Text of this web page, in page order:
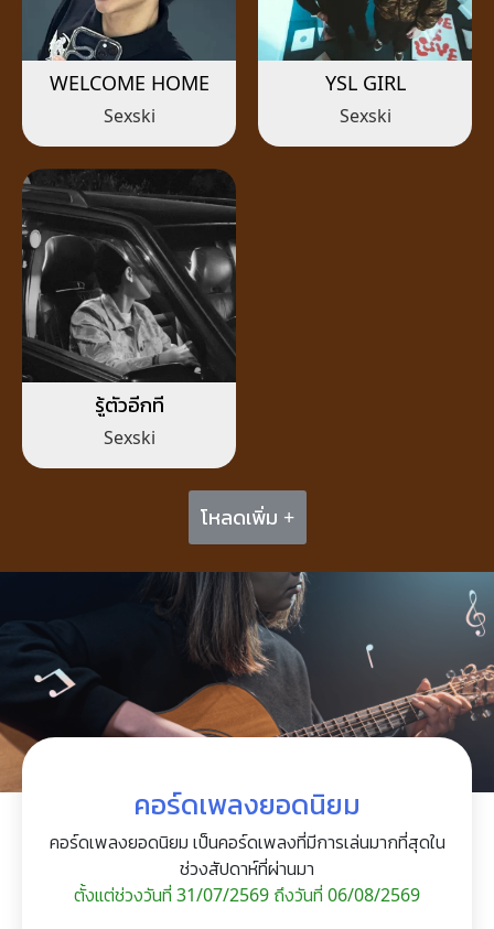
WELCOME HOME
Sexski
YSL GIRL
Sexski
รู้ตัวอีกที
Sexski
โหลดเพิ่ม +
คอร์ดเพลงยอดนิยม
คอร์ดเพลงยอดนิยม เป็นคอร์ดเพลงที่มีการเล่นมากที่สุดใน
ช่วงสัปดาห์ที่ผ่านมา
ตั้งแต่ช่วงวันที่ 31/07/2569 ถึงวันที่ 06/08/2569